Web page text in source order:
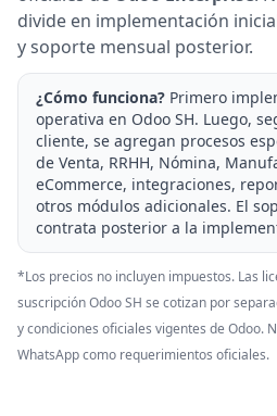
divide en implementación
y soporte mensual posterior.
¿Cómo funciona? Primero
operativa en Odoo SH. Luego,
cliente, se agregan procesos
de Venta, RRHH, Nómina,
eCommerce, integraciones,
otros módulos adicionales. El
contrata posterior a la
*Los precios no incluyen impuestos. Las
suscripción Odoo SH se cotizan por
y condiciones oficiales vigentes de Odoo.
WhatsApp como requerimientos oficiales.